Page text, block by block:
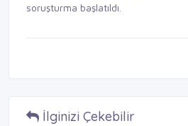
soruşturma başlatıldı.
İlginizi Çekebilir